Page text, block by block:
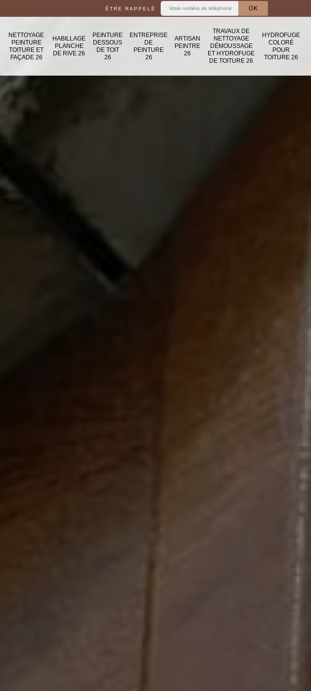
ÊTRE RAPPELÉ
NETTOYAGE
PEINTURE
TOITURE ET
FAÇADE 26
HABILLAGE
PLANCHE
DE RIVE 26
PEINTURE
DESSOUS
DE TOIT
26
ENTREPRISE
DE
PEINTURE
26
ARTISAN
PEINTRE
26
TRAVAUX DE
NETTOYAGE
DÉMOUSSAGE
ET HYDROFUGE
DE TOITURE 26
HYDROFUGE
COLORÉ
POUR
TOITURE 26